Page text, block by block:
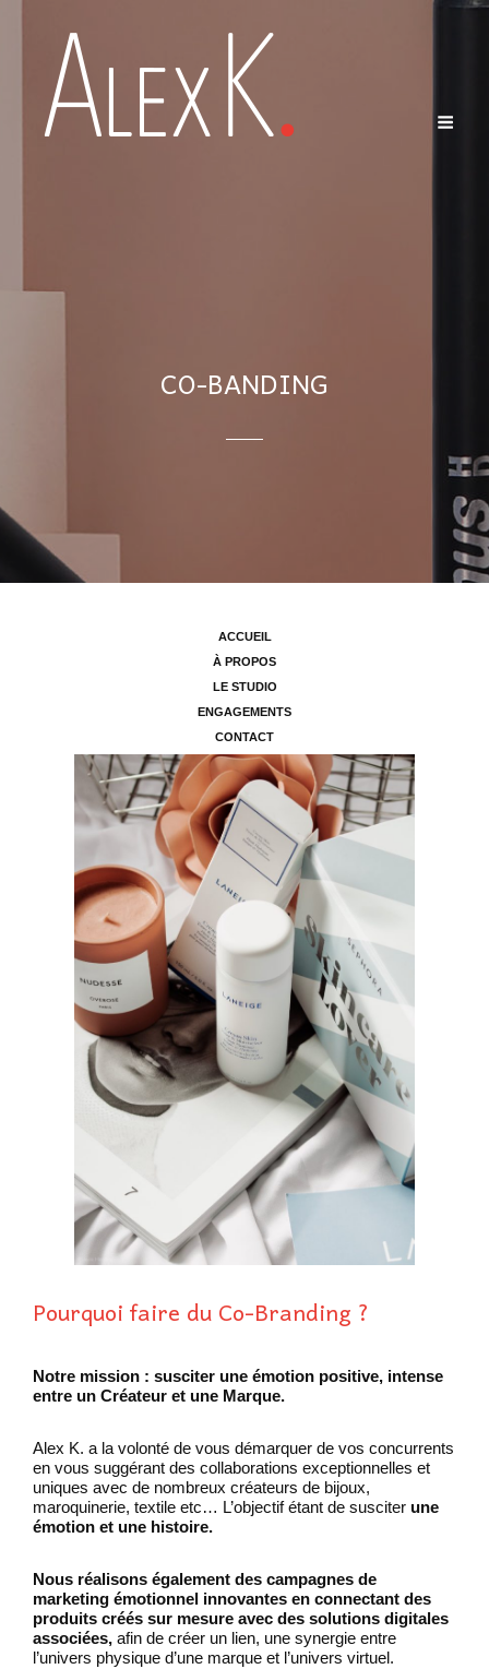
CO-BANDING
ACCUEIL
À PROPOS
LE STUDIO
ENGAGEMENTS
CONTACT
Pourquoi faire du Co-Branding ?
Notre mission : susciter une émotion positive, intense
entre un Créateur et une Marque.
Alex K. a la volonté de vous démarquer de vos concurrents
en vous suggérant des collaborations exceptionnelles et
uniques avec de nombreux créateurs de bijoux,
maroquinerie, textile etc… L’objectif étant de susciter une
émotion et une histoire.
Nous réalisons également des campagnes de
marketing émotionnel innovantes en connectant des
produits créés sur mesure avec des solutions digitales
associées, afin de créer un lien, une synergie entre
l’univers physique d’une marque et l’univers virtuel.